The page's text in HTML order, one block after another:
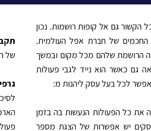
גם אל קופות רושמות. נכון
החכמים של חברת אפל העולמית.
הרושמת שלהם מכל מקום ובמשך
כאשר הוא נייד לגבי פעולות
לכל בעל עסק ליהנות מ:
את כל הפעולות הנעשות בה בזמן
יש אפשרות של הצגת מספר
של